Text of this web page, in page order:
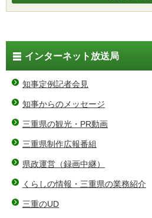
インターネット放送局
知事定例記者会見
知事からのメッセージ
三重県の観光・PR動画
三重県制作広報番組
県政運営（録画中継）
くらしの情報・三重県の業務紹介
三重のUD